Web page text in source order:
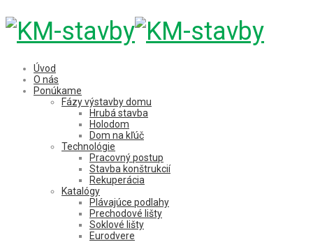
Úvod
O nás
Ponúkame
Fázy výstavby domu
Hrubá stavba
Holodom
Dom na kľúč
Technológie
Pracovný postup
Stavba konštrukcií
Rekuperácia
Katalógy
Plávajúce podlahy
Prechodové lišty
Soklové lišty
Eurodvere